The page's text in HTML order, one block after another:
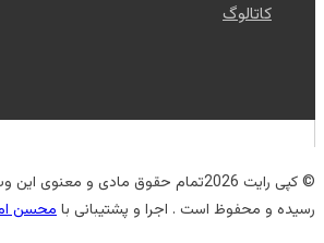
کاتالوگ
© کپی رایت 2026تمام حقوق مادی و
رسیده و محفوظ است . اجرا و پشتیبانی بامحسن